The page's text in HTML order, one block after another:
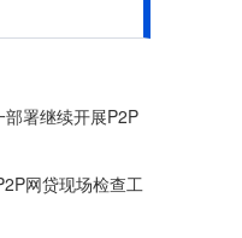
署继续开展P2P
网贷现场检查工